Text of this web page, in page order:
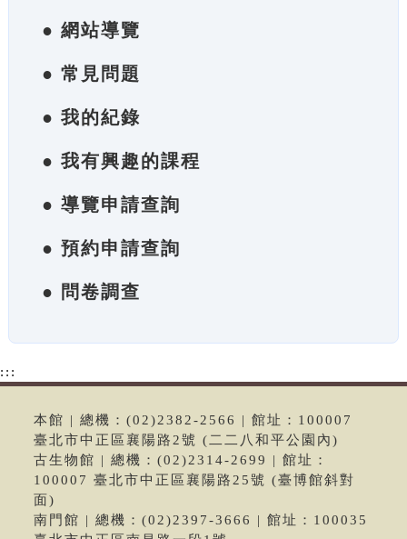
● 網站導覽
● 常見問題
● 我的紀錄
● 我有興趣的課程
● 導覽申請查詢
● 預約申請查詢
● 問卷調查
:::
本館 | 總機：(02)2382-2566 | 館址：100007
臺北市中正區襄陽路2號 (二二八和平公園內)
古生物館 | 總機：(02)2314-2699 | 館址：
100007 臺北市中正區襄陽路25號 (臺博館斜對
面)
南門館 | 總機：(02)2397-3666 | 館址：100035